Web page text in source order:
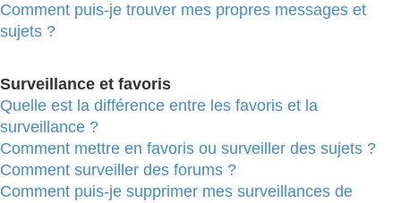
Comment puis-je trouver mes propres messages et
sujets ?
Surveillance et favoris
Quelle est la différence entre les favoris et la
surveillance ?
Comment mettre en favoris ou surveiller des sujets ?
Comment surveiller des forums ?
Comment puis-je supprimer mes surveillances de